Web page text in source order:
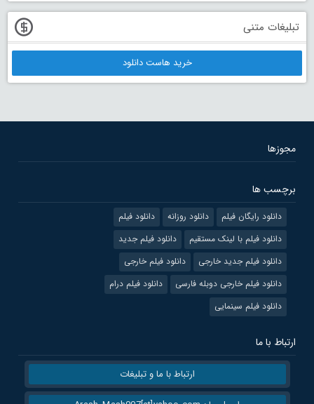
تبلیغات متنی
خرید هاست دانلود
مجوزها
برچسب ها
دانلود رایگان فیلم دانلود روزانه
دانلود فیلم
دانلود فیلم با لینک مستقیم
دانلود فیلم جدید
دانلود فیلم جدید خارجی
دانلود فیلم خارجی
دانلود فیلم خارجی دوبله فارسی
دانلود فیلم درام
دانلود فیلم سینمایی
ارتباط با ما
ارتباط با ما و تبلیغات